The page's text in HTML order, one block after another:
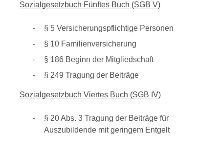
Sozialgesetzbuch Fünftes Buch (SGB V)
§ 5 Versicherungspflichtige Personen
§ 10 Familienversicherung
§ 186 Beginn der Mitgliedschaft
§ 249 Tragung der Beiträge
Sozialgesetzbuch Viertes Buch (SGB IV)
§ 20 Abs. 3 Tragung der Beiträge für
Auszubildende mit geringem Entgelt